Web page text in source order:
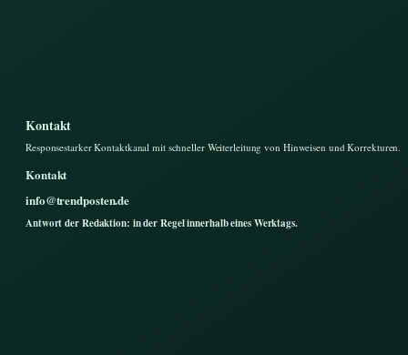
Kontakt
Responsestarker Kontaktkanal mit schneller Weiterleitung von Hinweisen und Korrekturen.
Kontakt
info@trendposten.de
Antwort der Redaktion: in der Regel innerhalb eines Werktags.